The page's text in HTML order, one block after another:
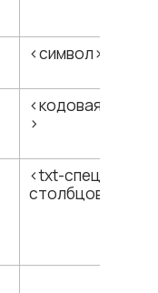
<​символ​>
<​кодовая
>
<​txt-
столбцов​>